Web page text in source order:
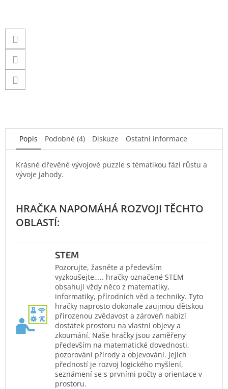
Popis Podobné (4) Diskuze Ostatní informace
Krásné dřevěné vývojové puzzle s tématikou fází růstu a
vývoje jahody.
STEM
Pozorujte, žasněte a především
vyzkoušejte….. hračky označené STEM
obsahují vždy něco z matematiky,
informatiky, přírodních věd a techniky. Tyto
hračky naprosto dokonale zaujmou dětskou
přirozenou zvědavost a zároveň nabízí
dostatek prostoru na vlastní objevy a
zkoumání. Naše hračky jsou zaměřeny
především na matematické dovednosti,
pozorování přírody a objevování. Jejich
předností je rozvoj logického myšlení,
seznámení se s prvními počty a orientace v
prostoru.